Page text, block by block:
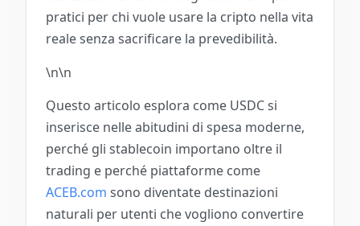
pratici per chi vuole usare la cripto nella vita
reale senza sacrificare la prevedibilità.
\n\n
Questo articolo esplora come USDC si
inserisce nelle abitudini di spesa moderne,
perché gli stablecoin importano oltre il
trading e perché piattaforme come
ACEB.com sono diventate destinazioni
naturali per utenti che vogliono convertire